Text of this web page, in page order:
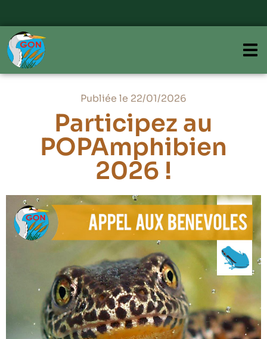
Publiée le 22/01/2026
Participez au
POPAmphibien
2026 !